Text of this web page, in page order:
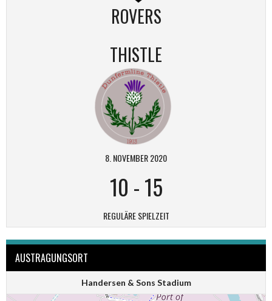
ROVERS
THISTLE
8. NOVEMBER 2020
10 -15
REGULÄRE SPIELZEIT
AUSTRAGUNGSORT
Handersen & Sons Stadium